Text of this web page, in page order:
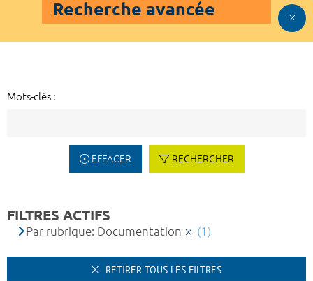
Recherche avancée
Mots-clés :
EFFACER RECHERCHER
FILTRES ACTIFS
Par rubrique: Documentation (1)
RETIRER TOUS LES FILTRES